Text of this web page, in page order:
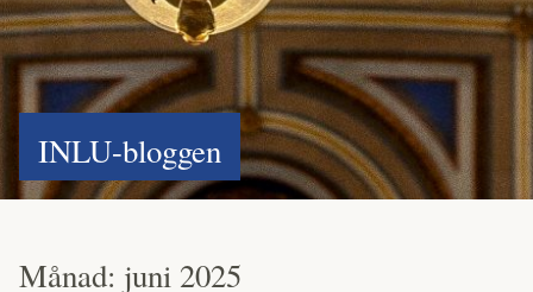
INLU-bloggen
Månad: juni 2025